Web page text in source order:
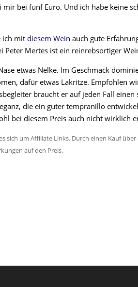
bei fünf Euro. Und ich habe keine
ich mitdiesem Wein auch gute
Peter Mertes ist ein reinrebsortiger
etwas Nelke. Im Geschmack
dafür etwas Lakritze. Empfohlen
braucht er auf jeden Fall einen
die ein guter tempranillo
bei diesem Preis auch nicht wirklich
sich um Affiliate Links. Durch einen Kauf
auf den Preis.